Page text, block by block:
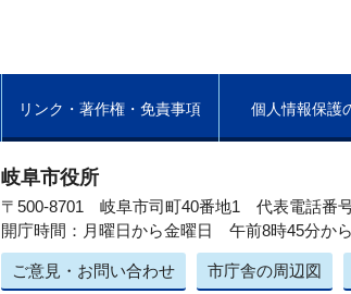
リンク・著作権・免責事項 個人情報保護
岐阜市役所
〒500-8701 岐阜市司町40番地1 代表電話番
開庁時間：月曜日から金曜日 午前8時45分か
ご意見・お問い合わせ 市庁舎の周辺図